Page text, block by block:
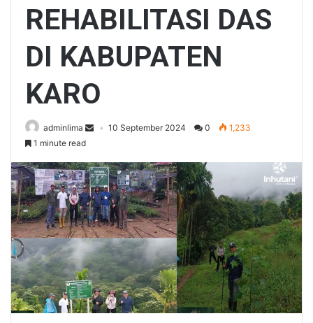
REHABILITASI DAS
DI KABUPATEN
KARO
adminlima 10 September 2024 0
1,233
1 minute read